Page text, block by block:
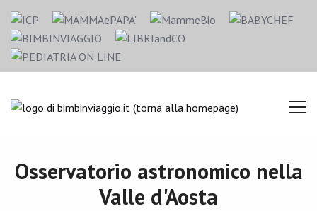
Osservatorio astronomico nella
Valle d'Aosta